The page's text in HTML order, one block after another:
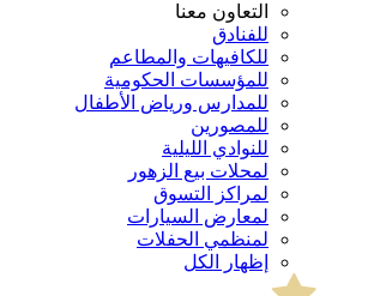
التعاون معنا
للفنادق
للكافيهات والمطاعم
للمؤسسات الحكومية
للمدارس ورياض الأطفال
للمصورين
للنوادي الليلية
لمحلات بيع الزهور
لمراكز التسوق
لمعارض السيارات
لمنظمي الحفلات
إظهار الكل